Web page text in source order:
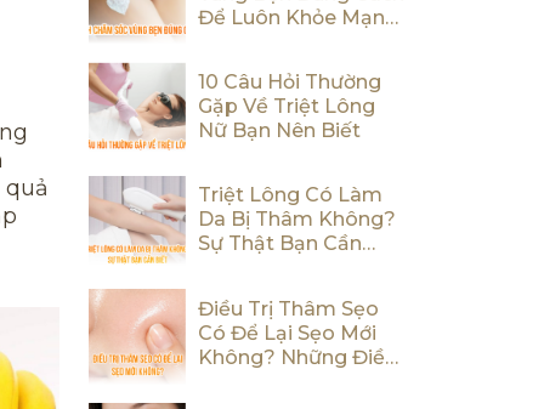
Để Luôn Khỏe Mạnh
10 Câu Hỏi Thường
Gặp Về Triệt Lông
Nữ Bạn Nên Biết
Triệt Lông Có Làm
Da Bị Thâm Không?
Sự Thật Bạn Cần
Điều Trị Thâm Sẹo
Có Để Lại Sẹo Mới
Không? Những Điều